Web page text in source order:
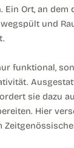
Ort, an dem
und
funktional,
sie dazu
Hier